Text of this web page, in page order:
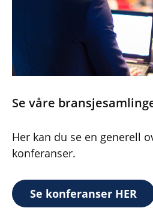
Se våre
Her kan du se en generell
konferanser.
Se konferanser HER